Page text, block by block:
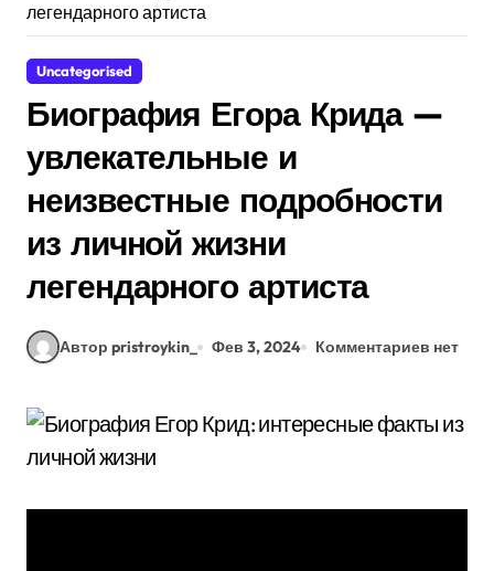
легендарного артиста
Uncategorised
Биография Егора Крида —
увлекательные и
неизвестные подробности
из личной жизни
легендарного артиста
Автор pristroykin_ Фев 3, 2024 Комментариев нет